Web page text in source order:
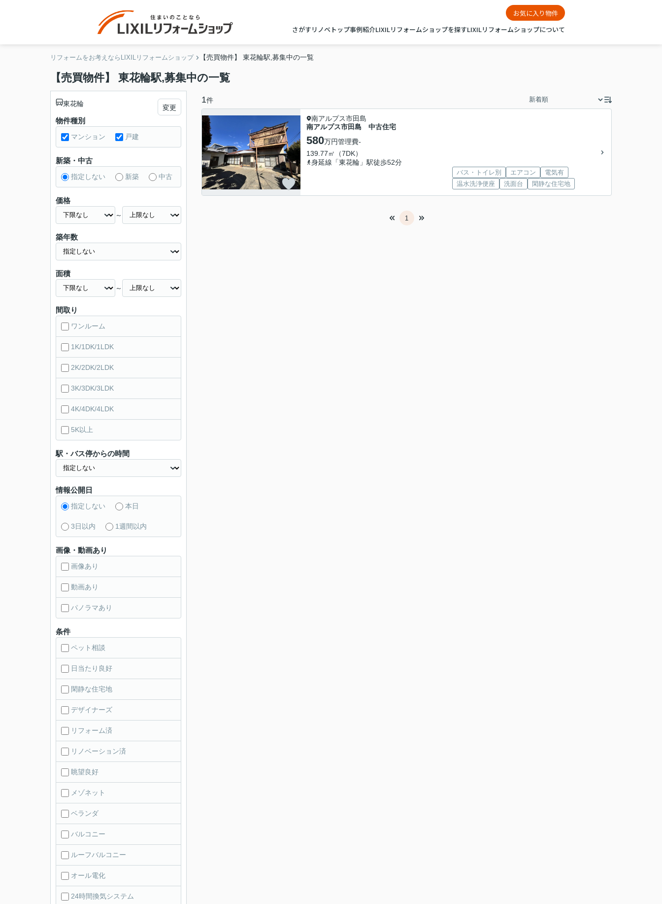
お気に入り物件
さがすリノベトップ事例紹介LIXILリフォームショップを探すLIXILリフォームショップについて
リフォームをお考えならLIXILリフォームショップ 【売買物件】 東花輪駅,募集中の一覧
【売買物件】 東花輪駅,募集中の一覧
1件
南アルプス市田島
南アルプス市田島 中古住宅
580万円管理費-
139.77㎡（7DK）
身延線「東花輪」駅徒歩52分
バス・トイレ別 エアコン
電気有
温水洗浄便座
洗面台 閑静な住宅地
1
東花輪 変更
物件種別
マンション 戸建
新築・中古
指定しない 新築 中古
価格
～
築年数
面積
～
間取り
ワンルーム
1K/1DK/1LDK
2K/2DK/2LDK
3K/3DK/3LDK
4K/4DK/4LDK
5K以上
駅・バス停からの時間
情報公開日
指定しない 本日
3日以内 1週間以内
画像・動画あり
画像あり
動画あり
パノラマあり
条件
ペット相談
日当たり良好
閑静な住宅地
デザイナーズ
リフォーム済
リノベーション済
眺望良好
メゾネット
ベランダ
バルコニー
ルーフバルコニー
オール電化
24時間換気システム